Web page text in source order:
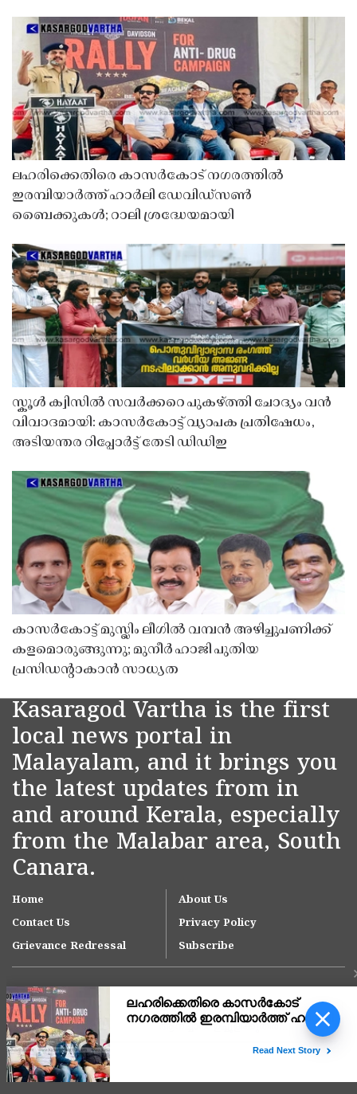
ലഹരിക്കെതിരെ കാസർകോട് നഗരത്തിൽ
ഇരമ്പിയാർത്ത് ഹാർലി ഡേവിഡ്‌സൺ
ബൈക്കുകൾ; റാലി ശ്രദ്ധേയമായി
സ്കൂൾ ക്വിസിൽ സവർക്കറെ പുകഴ്ത്തി ചോദ്യം വൻ
വിവാദമായി: കാസർകോട്ട് വ്യാപക പ്രതിഷേധം,
അടിയന്തര റിപ്പോർട്ട് തേടി ഡിഡിഇ
കാസർകോട്ട് മുസ്ലിം ലീഗിൽ വമ്പൻ അഴിച്ചുപണിക്ക്
കളമൊരുങ്ങുന്നു; മുനീർ ഹാജി പുതിയ
പ്രസിഡൻ്റാകാൻ സാധ്യത
Kasaragod Vartha is the first
local news portal in
Malayalam, and it brings you
the latest updates from in
and around Kerala, especially
from the Malabar area, South
Canara.
Home
About Us
Contact Us
Privacy Policy
Grievance Redressal
Subscribe
Copyright © 2007-
നീലേശ്വരം നഗരസഭയിലെ
ആനച്ചാൽ-ഉച്ചൂളിക്കുതിർ
പരിഹരിക്കാൻ ഇടപെടൽ;
സന്ദർശിച്ചു